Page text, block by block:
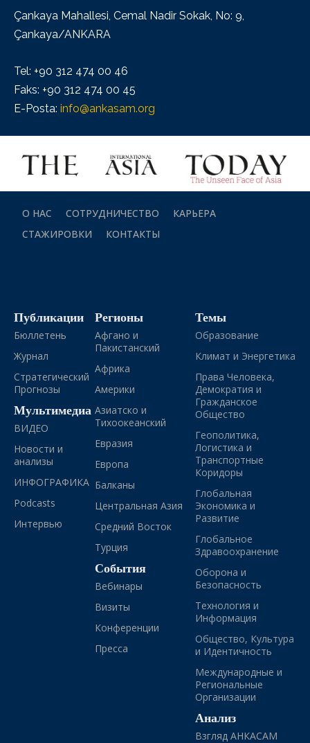
Çankaya Mahallesi, Cemal Nadir Sokak, No: 9,
Çankaya/ANKARA
Tel: +90 312 474 00 46
Faks: +90 312 474 00 45
E-Posta: info@ankasam.org
О НАС СОТРУДНИЧЕСТВО
КАРЬЕРА
СТАЖИРОВКИ
КОНТАКТЫ
Публикации
Бюллетень
Журнал
Стратегический
Прогнозы
Мультимедиа
ВИДЕО
Новости и
анализы
ИНФОГРАФИКА
Podcasts
Интервью
Регионы
Афгано и
Пакистанский
Африка
Америки
Азиатско и
Тихоокеанский
Евразия
Европа
Балканы
Центральная Азия
Средний Восток
Турция
События
Вебинары
Визиты
Конференции
Пресса
Темы
Образование
Климат и Энергетика
Права Человека,
Демократия и
Гражданское
Общество
Геополитика,
Логистика и
Транспортные
Коридоры
Глобальная
Экономика и
Развитие
Глобальное
Здравоохранение
Оборона и
Безопасность
Технология и
Информация
Общество, Культура
и Идентичность
Международные и
Региональные
Организации
Анализ
Взгляд АНКАСАМ